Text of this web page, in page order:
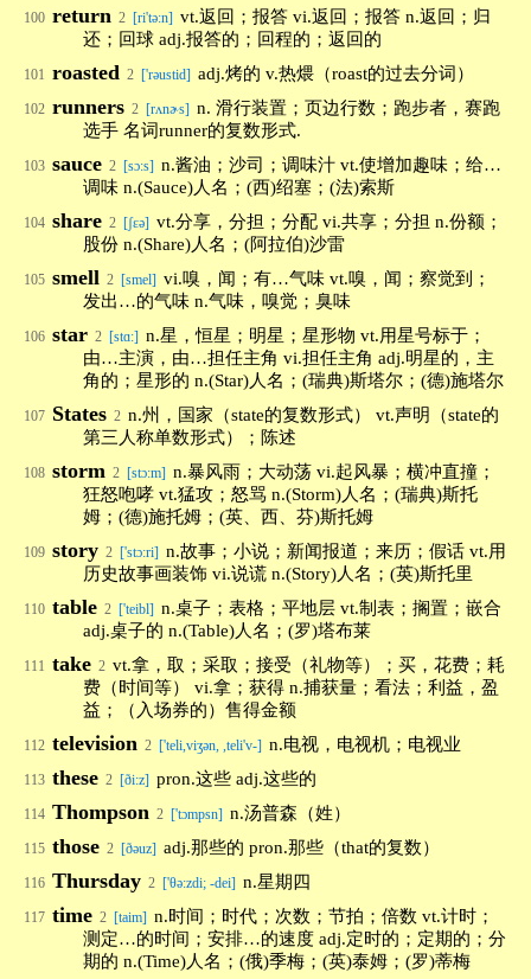
100 return 2 [ri'tə:n] vt.返回；报答 vi.返回；报答 n.返回；归
还；回球 adj.报答的；回程的；返回的
101 roasted 2 ['rəustid] adj.烤的 v.热煨（roast的过去分词）
102 runners 2 [rʌnɚs] n. 滑行装置；页边行数；跑步者，赛跑
选手 名词runner的复数形式.
103 sauce 2 [sɔ:s] n.酱油；沙司；调味汁 vt.使增加趣味；给…
调味 n.(Sauce)人名；(西)绍塞；(法)索斯
104 share 2 [ʃεə] vt.分享，分担；分配 vi.共享；分担 n.份额；
股份 n.(Share)人名；(阿拉伯)沙雷
105 smell 2 [smel] vi.嗅，闻；有…气味 vt.嗅，闻；察觉到；
发出…的气味 n.气味，嗅觉；臭味
106 star 2 [stɑ:] n.星，恒星；明星；星形物 vt.用星号标于；
由…主演，由…担任主角 vi.担任主角 adj.明星的，主
角的；星形的 n.(Star)人名；(瑞典)斯塔尔；(德)施塔尔
107 States 2 n.州，国家（state的复数形式） vt.声明（state的
第三人称单数形式）；陈述
108 storm 2 [stɔ:m] n.暴风雨；大动荡 vi.起风暴；横冲直撞；
狂怒咆哮 vt.猛攻；怒骂 n.(Storm)人名；(瑞典)斯托
姆；(德)施托姆；(英、西、芬)斯托姆
109 story 2 ['stɔ:ri] n.故事；小说；新闻报道；来历；假话 vt.用
历史故事画装饰 vi.说谎 n.(Story)人名；(英)斯托里
110 table 2 ['teibl] n.桌子；表格；平地层 vt.制表；搁置；嵌合
adj.桌子的 n.(Table)人名；(罗)塔布莱
111 take 2 vt.拿，取；采取；接受（礼物等）；买，花费；耗
费（时间等） vi.拿；获得 n.捕获量；看法；利益，盈
益；（入场券的）售得金额
112 television 2 ['teli,viʒən, ,teli'v-] n.电视，电视机；电视业
113 these 2 [ði:z] pron.这些 adj.这些的
114 Thompson 2 ['tɔmpsn] n.汤普森（姓）
115 those 2 [ðəuz] adj.那些的 pron.那些（that的复数）
116 Thursday 2 ['θə:zdi; -dei] n.星期四
117 time 2 [taim] n.时间；时代；次数；节拍；倍数 vt.计时；
测定…的时间；安排…的速度 adj.定时的；定期的；分
期的 n.(Time)人名；(俄)季梅；(英)泰姆；(罗)蒂梅